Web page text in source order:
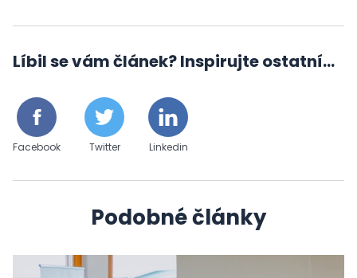
Líbil se vám článek? Inspirujte ostatní...
Facebook Twitter Linkedin
Podobné články